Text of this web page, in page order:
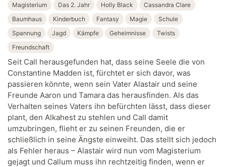
Magisterium Das 2. Jahr Holly Black
Cassandra Clare
Baumhaus
Kinderbuch Fantasy Magie
Schule
Spannung
Jagd Kämpfe Geheimnisse
Twists
Freundschaft
Seit Call herausgefunden hat, dass seine Seele die von
Constantine Madden ist, fürchtet er sich davor, was
passieren könnte, wenn sein Vater Alastair und seine
Freunde Aaron und Tamara das herausfinden. Als das
Verhalten seines Vaters ihn befürchten lässt, dass dieser
plant, den Alkahest zu stehlen und Call damit
umzubringen, flieht er zu seinen Freunden, die er
schließlich in seine Ängste einweiht. Das stellt sich jedoch
als Fehler heraus – Alastair wird nun vom Magisterium
gejagt und Callum muss ihn rechtzeitig finden, wenn er